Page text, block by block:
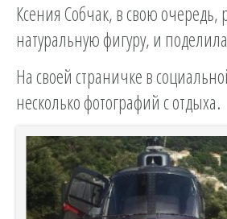
Ксения Собчак, в свою
натуральную фигуру, и
На своей страничке в
несколько фотографий с отдыха.